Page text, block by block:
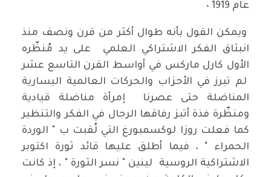
عام 1919 ٠
ويمكن القول بأنه طوال أكثر من قرن ونصف منذ
انبثاق الفكر الاشتراكي العلمي على يد مُنظّره
الأول كارل ماركس في أواسط القرن التاسع عشر
لم تبرز في الأحزاب والحركات العالمية اليسارية
المناضلة حتى عصرنا إمرأة مناضلة قيادية
ومنظّرة فذة أتبز رفاقها الرجال في الفكر والتنظير
كما فعلت روزا لوكسمبورغ التي لُقبت ب " الوردة
الحمراء " ، فيما أطلق عليها قائد ثورة اكتوبر
الاشتراكية الروسية لينين " نسر الثورة " ، إذ كانت